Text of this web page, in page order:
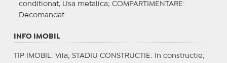
conditionat, Usa metalica; COMPARTIMENTARE :
Decomandat
INFO IMOBIL
TIP IMOBIL : Vila; STADIU CONSTRUCTIE : In constructie;